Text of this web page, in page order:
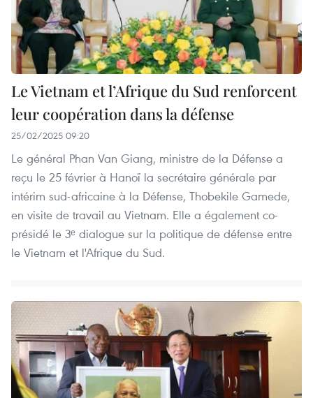
Le Vietnam et l’Afrique du Sud renforcent
leur coopération dans la défense
25/02/2025 09:20
Le général Phan Van Giang, ministre de la Défense a
reçu le 25 février à Hanoï la secrétaire générale par
intérim sud-africaine à la Défense, Thobekile Gamede,
en visite de travail au Vietnam. Elle a également co-
présidé le 3ᵉ dialogue sur la politique de défense entre
le Vietnam et l'Afrique du Sud.